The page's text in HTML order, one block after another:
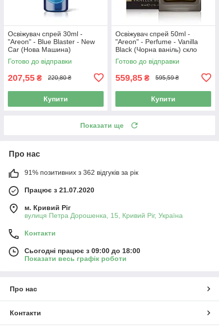
Освіжувач спрей 30ml -
"Areon" - Blue Blaster - New
Car (Нова Машина)
концентрат 1:2 (12шт/уп)
Готово до відправки
207,55 ₴ 220,80 ₴
Купити
Освіжувач спрей 50ml -
"Areon" - Perfume - Vanilla
Black (Чорна ваніль) скло
(6шт/уп)
Готово до відправки
559,85 ₴ 595,59 ₴
Купити
Показати ще
Про нас
91% позитивних з 362 відгуків за рік
Працює з 21.07.2020
м. Кривий Ріг
вулиця Петра Дорошенка, 15, Кривий Ріг, Україна
Контакти
Сьогодні працює з 09:00 до 18:00
Показати весь графік роботи
Про нас
Контакти